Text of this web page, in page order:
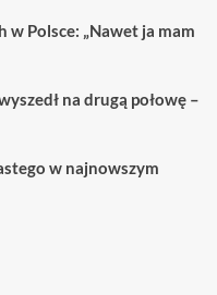
w Polsce: „Nawet ja mam
na drugą połowę –
w najnowszym